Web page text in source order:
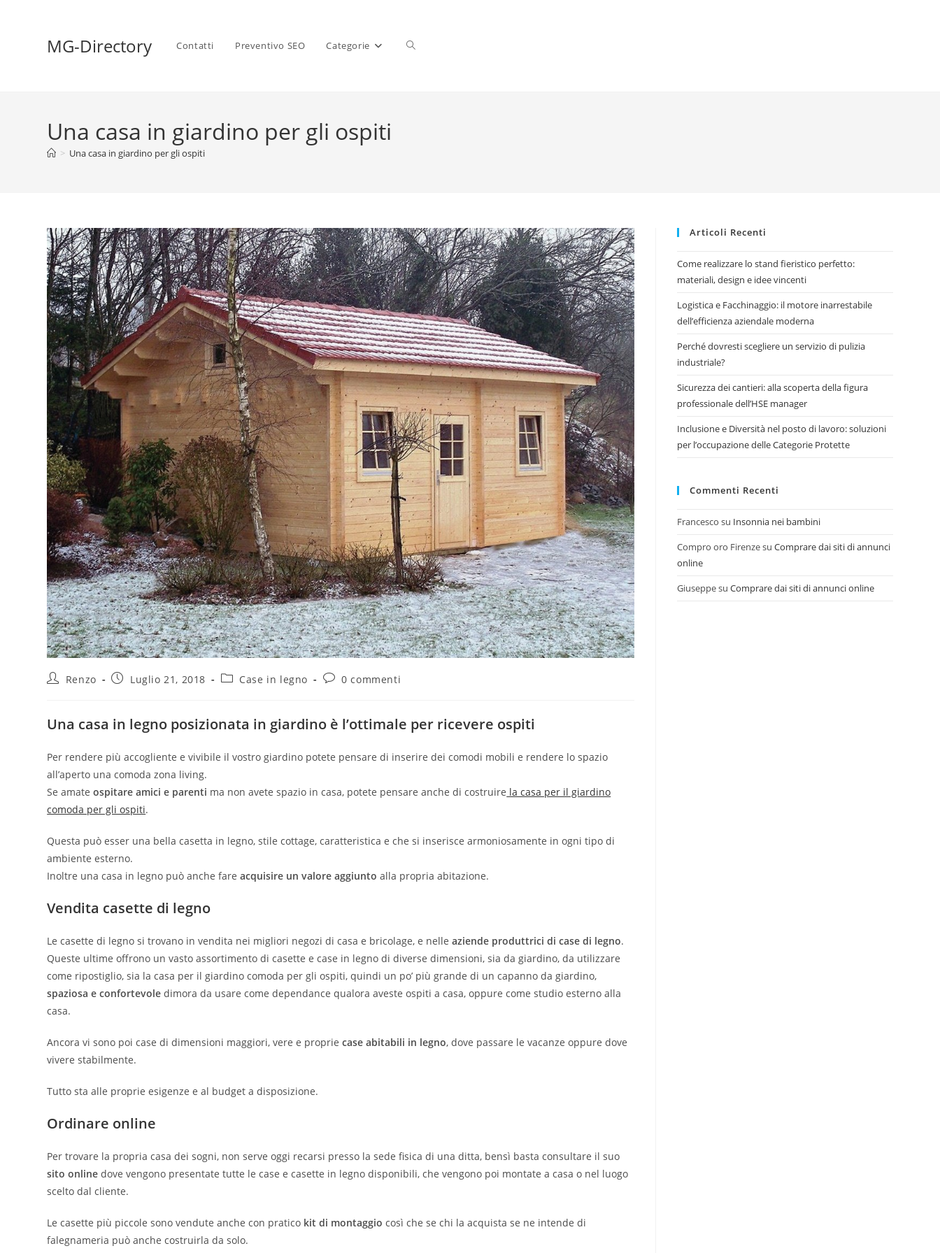
MG-Directory Contatti Preventivo SEO Categorie
Una casa in giardino per gli ospiti
> Una casa in giardino per gli ospiti
Renzo Luglio 21, 2018 Case in legno 0 commenti
Una casa in legno posizionata in giardino è l’ottimale per ricevere ospiti
Per rendere più accogliente e vivibile il vostro giardino potete pensare di inserire dei comodi mobili e rendere lo spazio
all’aperto una comoda zona living.
Se amateospitare amici e parenti ma non avete spazio in casa, potete pensare anche di costruire la casa per il giardino
comoda per gli ospiti.
Questa può esser una bella casetta in legno, stile cottage, caratteristica e che si inserisce armoniosamente in ogni tipo di
ambiente esterno.
Inoltre una casa in legno può anche fareacquisire un valore aggiunto alla propria abitazione.
Vendita casette di legno
Le casette di legno si trovano in vendita nei migliori negozi di casa e bricolage, e nelle aziende produttrici di case di legno.
Queste ultime offrono un vasto assortimento di casette e case in legno di diverse dimensioni, sia da giardino, da utilizzare
come ripostiglio, sia la casa per il giardino comoda per gli ospiti, quindi un po’ più grande di un capanno da giardino,
spaziosa e confortevole dimora da usare come dependance qualora aveste ospiti a casa, oppure come studio esterno alla
casa.
Ancora vi sono poi case di dimensioni maggiori, vere e propriecase abitabili in legno, dove passare le vacanze oppure dove
vivere stabilmente.
Tutto sta alle proprie esigenze e al budget a disposizione.
Ordinare online
Per trovare la propria casa dei sogni, non serve oggi recarsi presso la sede fisica di una ditta, bensì basta consultare il suo
sito online dove vengono presentate tutte le case e casette in legno disponibili, che vengono poi montate a casa o nel luogo
scelto dal cliente.
Le casette più piccole sono vendute anche con pratico kit di montaggio così che se chi la acquista se ne intende di
falegnameria può anche costruirla da solo.
Articoli Recenti
Come realizzare lo stand fieristico perfetto:
materiali, design e idee vincenti
Logistica e Facchinaggio: il motore inarrestabile
dell’efficienza aziendale moderna
Perché dovresti scegliere un servizio di pulizia
industriale?
Sicurezza dei cantieri: alla scoperta della figura
professionale dell’HSE manager
Inclusione e Diversità nel posto di lavoro: soluzioni
per l’occupazione delle Categorie Protette
Commenti Recenti
Francesco su Insonnia nei bambini
Compro oro FirenzesuComprare dai siti di annunci
online
GiuseppesuComprare dai siti di annunci online